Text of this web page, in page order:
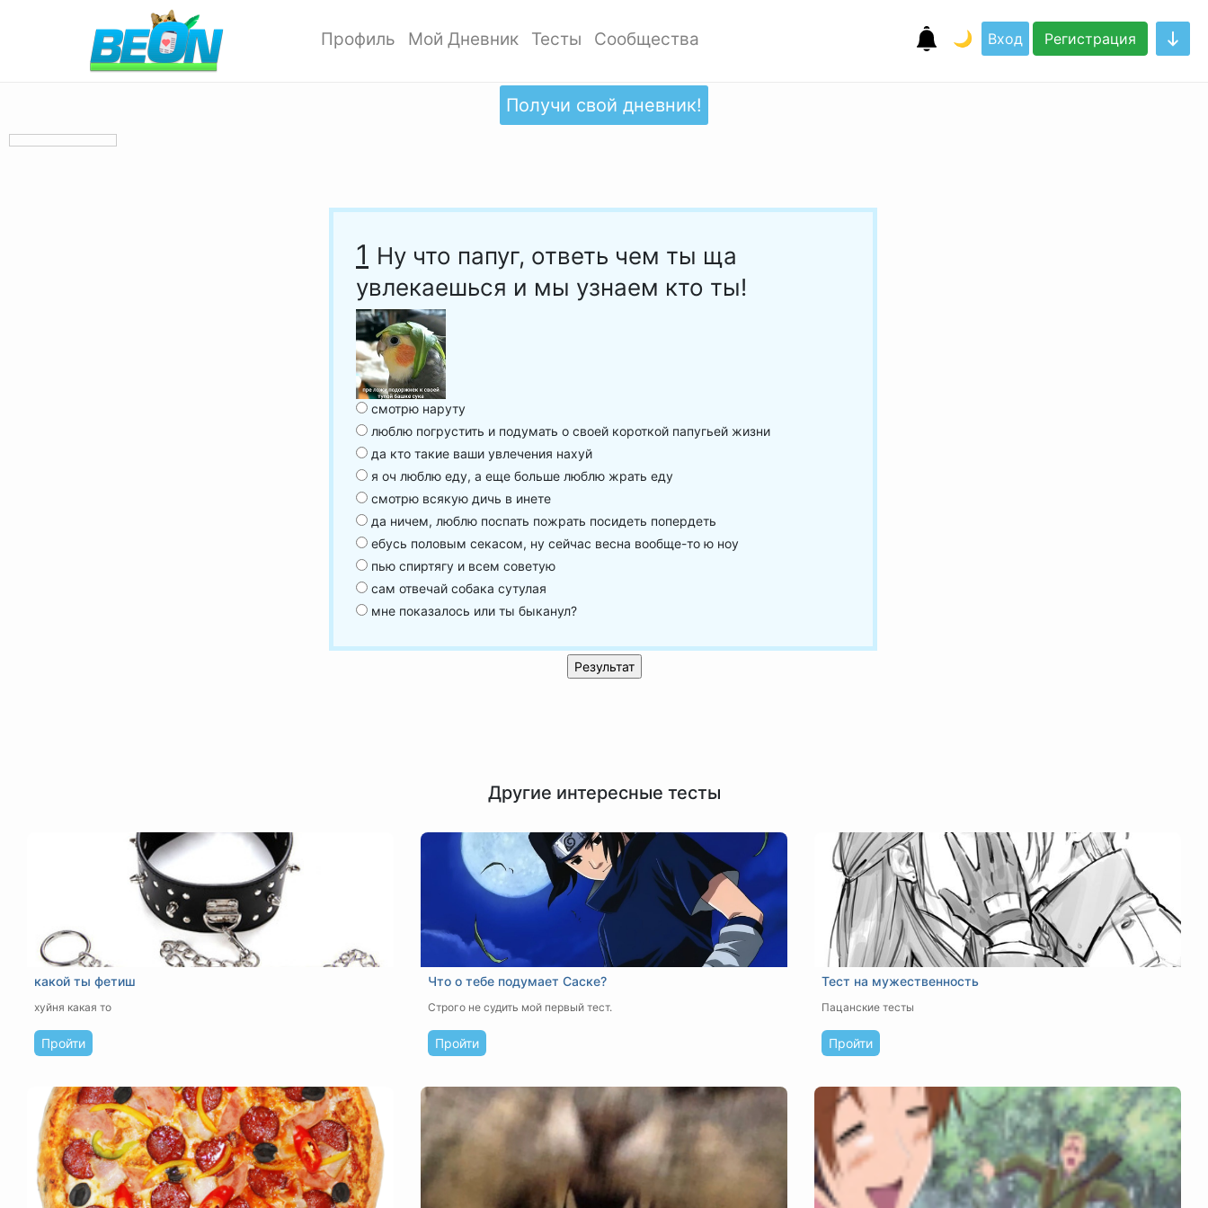
Профиль
Позитивки
Мой Дневник
Добавить запись
Дизайн дневника
Тесты
Добавить тест
Популярные тесты
Сообщества
Создать сообщество
Обзор сообществ
🌙 Вход Регистрация
Получи свой дневник!
1 Ну что папуг, ответь чем ты ща
увлекаешься и мы узнаем кто ты!
смотрю наруту
люблю погрустить и подумать о своей короткой папугьей жизни
да кто такие ваши увлечения нахуй
я оч люблю еду, а еще больше люблю жрать еду
смотрю всякую дичь в инете
да ничем, люблю поспать пожрать посидеть попердеть
ебусь половым секасом, ну сейчас весна вообще-то ю ноу
пью спиртягу и всем советую
сам отвечай собака сутулая
мне показалось или ты быканул?
Другие интересные тесты
какой ты фетиш
хуйня какая то
Пройти
Что о тебе подумает Саске?
Строго не судить мой первый тест.
Пройти
Тест на мужественность
Пацанские тесты
Пройти